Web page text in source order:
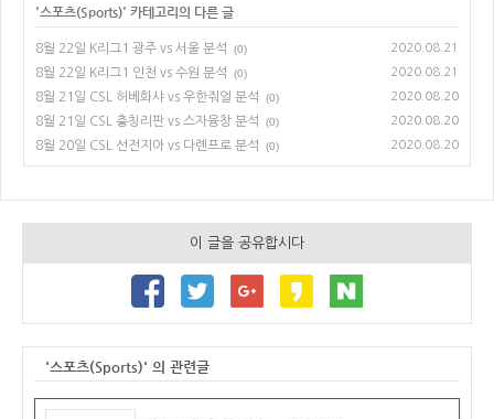
'스포츠(Sports)' 카테고리의 다른 글
8월 22일 K리그1 광주 vs 서울 분석 (0) 2020.08.21
8월 22일 K리그1 인천 vs 수원 분석 (0) 2020.08.21
8월 21일 CSL 허베화샤 vs 우한줘얼 분석 (0) 2020.08.20
8월 21일 CSL 충칭리판 vs 스자융창 분석 (0) 2020.08.20
8월 20일 CSL 선전지아 vs 다롄프로 분석 (0) 2020.08.20
이 글을 공유합시다
'스포츠(Sports)' 의 관련글